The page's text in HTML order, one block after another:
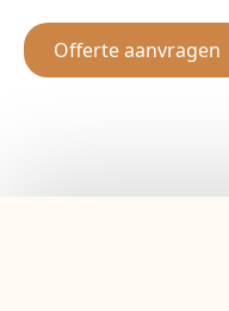
Offerte aanvragen